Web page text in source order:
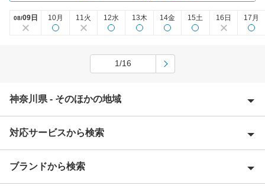
08/09日 10月 11火 12水 13木 14金 15土 16日 17月
1/16
神奈川県 - そのほかの地域
愛甲郡
足柄下郡
対応サービスから検索
Award 受賞店
ブランドから検索